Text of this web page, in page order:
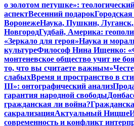
о золотом петушке»:
аспектВесенний подарок
ВоронежеНаука, Пушкин,
НовгородГудбай, Америка:
«Зеркало для героя»Наука и
культуреФилософ Нина Ищенко:
монтеневское общество учит не
то, что вы считаете важным»
слабыхВремя и пространство в
III»: онтографический анализ
гарантия народной свободы
гражданская ли война?
сакрализацияАктуальный Ницше
современность и конфликт